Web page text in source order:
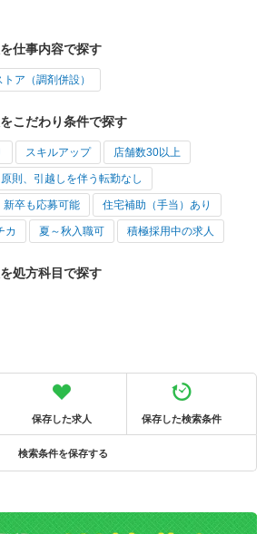
仕事内容で探す
トア（調剤併設）
こだわり条件で探す
スキルアップ 店舗数30以上
原則、引越しを伴う転勤なし
新卒も応募可能 住宅補助（手当）あり
カ 夏～秋入職可 積極採用中の求人
処方科目で探す
保存した求人 保存した検索条件
検索条件を保存する